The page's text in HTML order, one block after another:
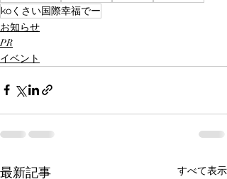
koくさい国際幸福でー
お知らせ
PR
イベント
最新記事 すべて表示